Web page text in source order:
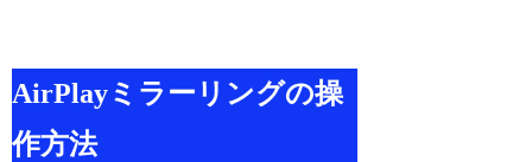
AirPlayミラーリングの操
作方法